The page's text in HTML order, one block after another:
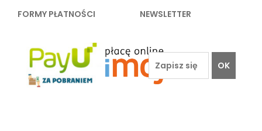
FORMY PŁATNOŚCI NEWSLETTER
OK